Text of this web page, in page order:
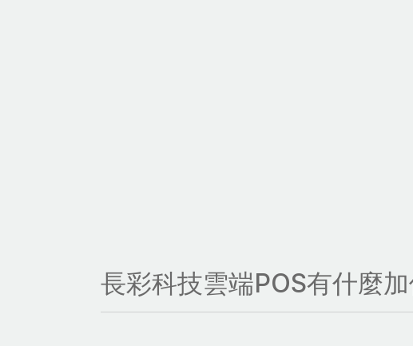
長彩科技雲端POS有什麼